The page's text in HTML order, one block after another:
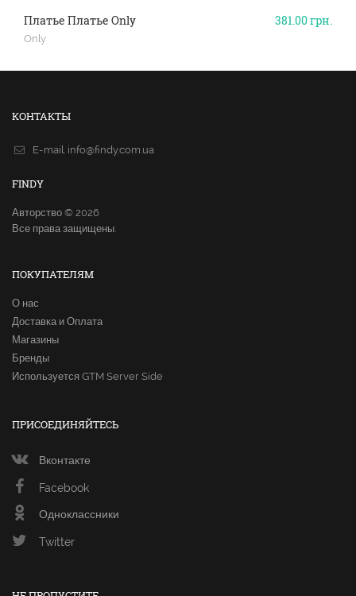
381.00грн.
Платье Платье Only
Only
КОНТАКТЫ
E-mail. info@findy.com.ua
FINDY
Авторство © 2026
Все права защищены.
ПОКУПАТЕЛЯМ
О нас
Доставка и Оплата
Магазины
Бренды
Используется GTM Server Side
ПРИСОЕДИНЯЙТЕСЬ
Вконтакте
Facebook
Одноклассники
Twitter